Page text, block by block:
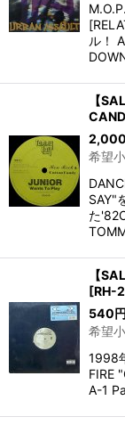
ル！
【
2,000
希望
SAY"
た
【
[RH-
540円
希望
1998
FIRE
A-1